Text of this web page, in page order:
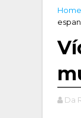
Home
Da